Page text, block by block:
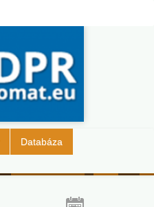
Databáza